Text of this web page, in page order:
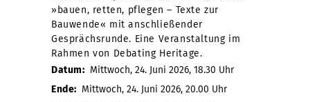
»bauen, retten, pflegen – Texte zur
Bauwende« mit anschließender
Gesprächsrunde. Eine Veranstaltung im
Rahmen von Debating Heritage.
Datum: Mittwoch, 24. Juni 2026, 18.30 Uhr
Ende: Mittwoch, 24. Juni 2026, 20.00 Uhr